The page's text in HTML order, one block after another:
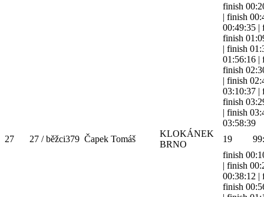
finish
| finish
00:49:35 |
finish
| finish
01:56:16 |
finish
| finish
03:10:37 |
finish
| finish
03:58:39
27
27 / běžci379 Čapek Tomáš
KLOKÁNEK
BRNO
19
finish
| finish
00:38:12 |
finish